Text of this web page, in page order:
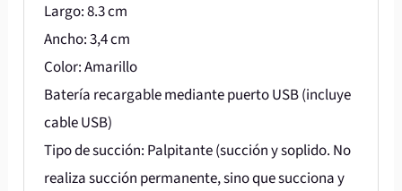
Largo: 8.3 cm
Ancho: 3,4 cm
Color: Amarillo
Batería recargable mediante puerto USB (incluye
cable USB)
Tipo de succión: Palpitante (succión y soplido. No
realiza succión permanente, sino que succiona y